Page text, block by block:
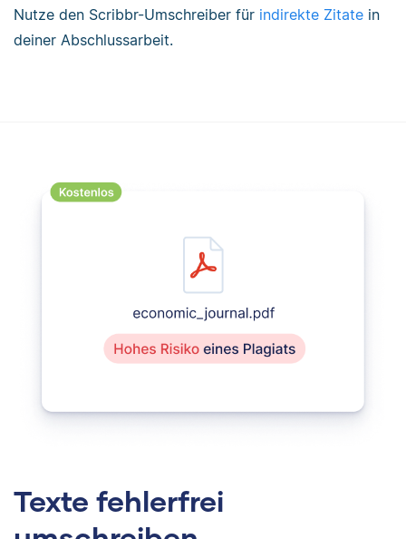
Nutze den Scribbr-Umschreiber für indirekte Zitate in
deiner Abschlussarbeit.
Texte fehlerfrei